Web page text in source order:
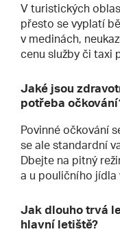
V turistických
přesto se vyplatí
v medinách,
cenu služby či taxi
Jaké jsou
potřeba
Povinné očkování
se ale standardní
Dbejte na pitný
a u pouličního jídla
Jak dlouho trvá
hlavní letiště?